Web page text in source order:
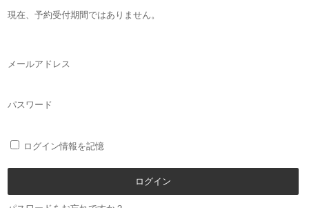
現在、予約受付期間ではありません。
メールアドレス
パスワード
ログイン情報を記憶